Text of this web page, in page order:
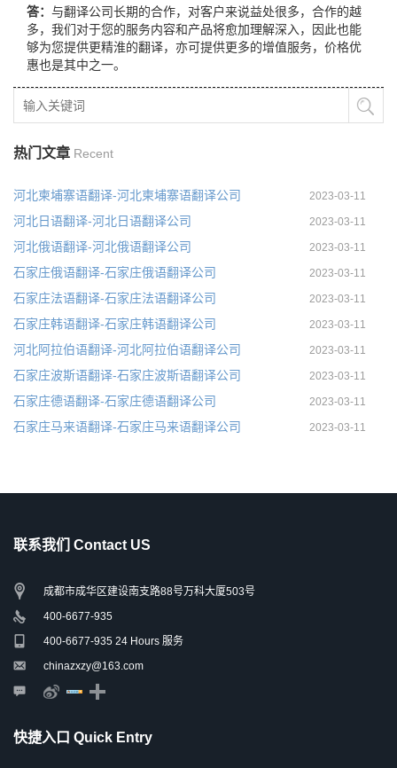
答： 与翻译公司长期的合作，对客户来说益处很多，合作的越
多，我们对于您的服务内容和产品将愈加理解深入，因此也能
够为您提供更精淮的翻译，亦可提供更多的增值服务，价格优
惠也是其中之一。
热门文章 Recent
河北柬埔寨语翻译-河北柬埔寨语翻译公司 2023-03-11
河北日语翻译-河北日语翻译公司 2023-03-11
河北俄语翻译-河北俄语翻译公司 2023-03-11
石家庄俄语翻译-石家庄俄语翻译公司 2023-03-11
石家庄法语翻译-石家庄法语翻译公司 2023-03-11
石家庄韩语翻译-石家庄韩语翻译公司 2023-03-11
河北阿拉伯语翻译-河北阿拉伯语翻译公司 2023-03-11
石家庄波斯语翻译-石家庄波斯语翻译公司 2023-03-11
石家庄德语翻译-石家庄德语翻译公司 2023-03-11
石家庄马来语翻译-石家庄马来语翻译公司 2023-03-11
联系我们 Contact US
成都市成华区建设南支路88号万科大厦503号
400-6677-935
400-6677-935 24 Hours 服务
chinazxzy@163.com
快捷入口 Quick Entry